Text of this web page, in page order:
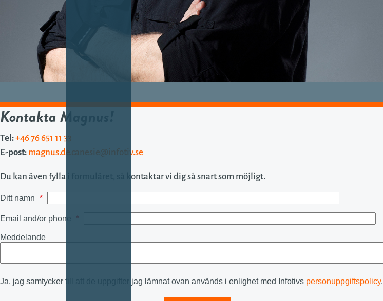
Kontakta Magnus!
Tel:+46 76 651 11 33
E-post: magnus.de.canesie@infotiv.se
Du kan även fylla i formuläret, så kontaktar vi dig så snart som möjligt.
Ditt namn
Email and/or phone
Meddelande
Ja, jag samtycker till att de uppgifter jag lämnat ovan används i enlighet med Infotivs personuppgiftspolicy.